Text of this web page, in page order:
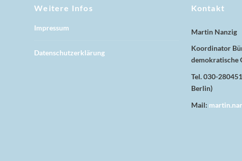
Weitere Infos
Impressum
Datenschutzerklärung
Kontakt
Martin Nanzig
Koordinator
demokratische
Tel. 030-
Berlin)
Mail: